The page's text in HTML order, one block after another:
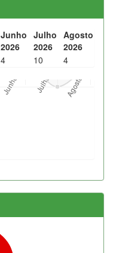
Junho
2026
Julho
2026
Agosto
2026
4 10 4